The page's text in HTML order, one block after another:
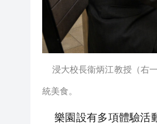
浸大校長衞炳江教授（右
統美食。
樂園設有多項體驗活